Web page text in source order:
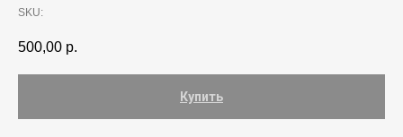
SKU:
500,00 р.
Купить